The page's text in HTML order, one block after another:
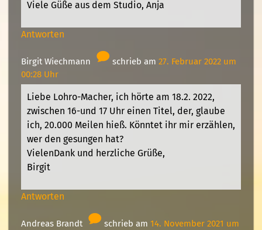
Viele Güße aus dem Studio, Anja
Antworten
Birgit Wiechmann schrieb am 27. Februar 2022 um
00:28 Uhr
Liebe Lohro-Macher, ich hörte am 18.2. 2022,
zwischen 16-und 17 Uhr einen Titel, der, glaube
ich, 20.000 Meilen hieß. Könntet ihr mir erzählen,
wer den gesungen hat?
VielenDank und herzliche Grüße,
Birgit
Antworten
Andreas Brandt schrieb am 14. November 2021 um